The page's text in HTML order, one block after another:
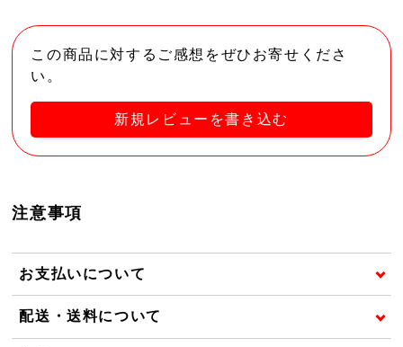
この商品に対するご感想をぜひお寄せくださ
い。
新規レビューを書き込む
注意事項
お支払いについて
配送・送料について